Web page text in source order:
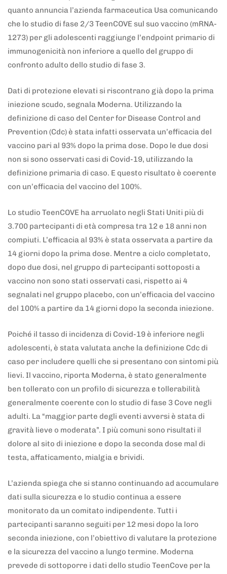
quanto annuncia l’azienda farmaceutica Usa comunicando
che lo studio di fase 2/3 TeenCOVE sul suo vaccino (mRNA-
1273) per gli adolescenti raggiunge l’endpoint primario di
immunogenicità non inferiore a quello del gruppo di
confronto adulto dello studio di fase 3.
Dati di protezione elevati si riscontrano già dopo la prima
iniezione scudo, segnala Moderna. Utilizzando la
definizione di caso del Center for Disease Control and
Prevention (Cdc) è stata infatti osservata un’efficacia del
vaccino pari al 93% dopo la prima dose. Dopo le due dosi
non si sono osservati casi di Covid-19, utilizzando la
definizione primaria di caso. E questo risultato è coerente
con un’efficacia del vaccino del 100%.
Lo studio TeenCOVE ha arruolato negli Stati Uniti più di
3.700 partecipanti di età compresa tra 12 e 18 anni non
compiuti. L’efficacia al 93% è stata osservata a partire da
14 giorni dopo la prima dose. Mentre a ciclo completato,
dopo due dosi, nel gruppo di partecipanti sottoposti a
vaccino non sono stati osservati casi, rispetto ai 4
segnalati nel gruppo placebo, con un’efficacia del vaccino
del 100% a partire da 14 giorni dopo la seconda iniezione.
Poiché il tasso di incidenza di Covid-19 è inferiore negli
adolescenti, è stata valutata anche la definizione Cdc di
caso per includere quelli che si presentano con sintomi più
lievi. Il vaccino, riporta Moderna, è stato generalmente
ben tollerato con un profilo di sicurezza e tollerabilità
generalmente coerente con lo studio di fase 3 Cove negli
adulti. La “maggior parte degli eventi avversi è stata di
gravità lieve o moderata”. I più comuni sono risultati il
dolore al sito di iniezione e dopo la seconda dose mal di
testa, affaticamento, mialgia e brividi.
L’azienda spiega che si stanno continuando ad accumulare
dati sulla sicurezza e lo studio continua a essere
monitorato da un comitato indipendente. Tutti i
partecipanti saranno seguiti per 12 mesi dopo la loro
seconda iniezione, con l’obiettivo di valutare la protezione
e la sicurezza del vaccino a lungo termine. Moderna
prevede di sottoporre i dati dello studio TeenCove per la